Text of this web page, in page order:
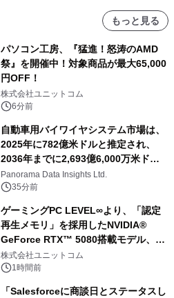
もっと見る
パソコン工房、『猛進！怒涛のAMD
祭』を開催中！対象商品が最大65,000
円OFF！
株式会社ユニットコム
6分前
自動車用バイワイヤシステム市場は、
2025年に782億米ドルと推定され、
2036年までに2,693億6,000万米ドル
に達すると予測されており、予測期間
（2026年～2036年）
Panorama Data Insights Ltd.
35分前
ゲーミングPC LEVEL∞より、「認定
再生メモリ」を採用したNVIDIA®
GeForce RTX™ 5080搭載モデル、
NVIDIA® GeForce RTX™ 5070 Ti搭
載モデルを販売開始
株式会社ユニットコム
1時間前
「Salesforceに商談日とステータスし